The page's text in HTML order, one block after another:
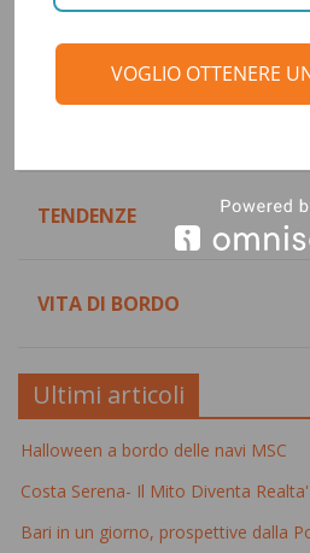
CONSIGLI DI VIAGGIO
TENDENZE
VITA DI BORDO
Ultimi articoli
Halloween a bordo delle navi MSC
Costa Serena- Il Mito Diventa Realta'
Bari in un giorno, prospettive dalla
VOGLIO OTTENERE